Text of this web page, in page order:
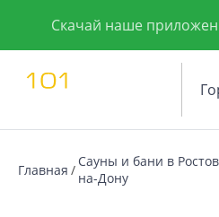
Скачай наше
Главная
Сауны и бани в
на-Дону